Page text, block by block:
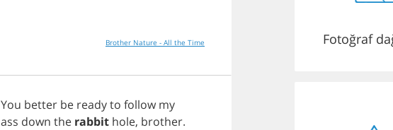
Brother Nature - All the Time
You better be readyto follow my
ass down the rabbit hole, brother.
Fotoğraf